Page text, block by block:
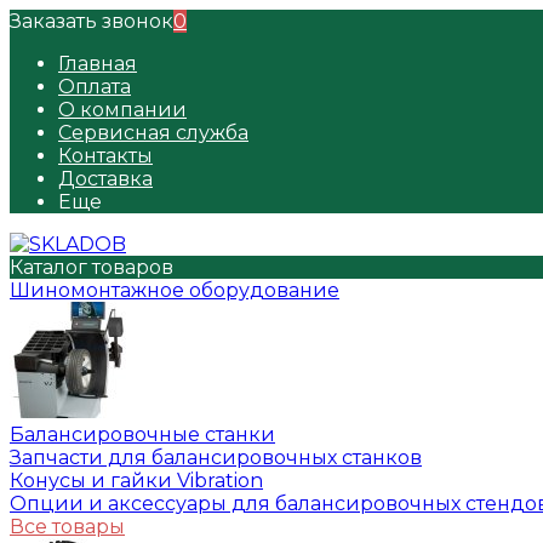
Заказать звонок0
Главная
Оплата
О компании
Сервисная служба
Контакты
Доставка
Еще
Каталог товаров
Шиномонтажное оборудование
Балансировочные станки
Запчасти для балансировочных станков
Конусы и гайки Vibration
Опции и аксессуары для балансировочных
Все товары